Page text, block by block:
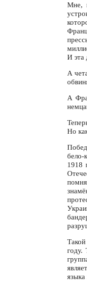
Мне,
И эта
А
А
Но
бело-
1918
году.